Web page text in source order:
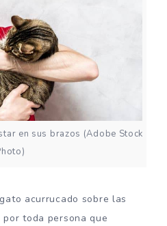
en sus brazos (Adobe Stock
acurrucado sobre las
toda persona que